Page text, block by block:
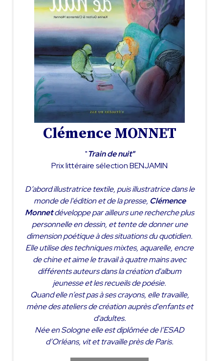
Clémence MONNET
"Train de nuit"
Prix littéraire sélection BENJAMIN
D’abord illustratrice textile, puis illustratrice dans le
monde de l'édition et de la presse, Clémence
Monnetdéveloppe par ailleurs une recherche plus
personnelle en dessin, et tente de donner une
dimension poétique à des situations du quotidien.
Elle utilise des techniques mixtes, aquarelle, encre
de chine et aime le travail à quatre mains avec
différents auteurs dans la création d'album
jeunesse et les recueils de poésie.
Quand elle n’est pas à ses crayons, elle travaille,
mène des ateliers de création auprès d'enfants et
d'adultes.
Née en Sologne elle est diplômée de l’ESAD
d’Orléans, vit et travaille près de Paris.